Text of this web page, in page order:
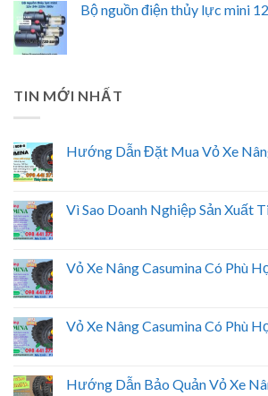
Bộ nguồn điện thủy lực mini
TIN MỚI NHẤT
Hướng Dẫn Đặt Mua Vỏ Xe
Vì Sao Doanh Nghiệp Sản Xuất
Vỏ Xe Nâng Casumina Có Phù
Vỏ Xe Nâng Casumina Có Phù
Hướng Dẫn Bảo Quản Vỏ Xe